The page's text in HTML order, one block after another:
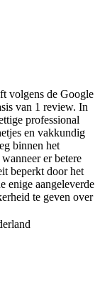
volgens de Google
van 1 review. In
professional
en vakkundig
binnen het
er betere
beperkt door het
enige aangeleverde
te geven over